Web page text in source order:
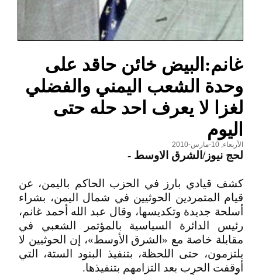
غانم:البيض خائن حاقد على
وحدة الشعب اليمني والفضلي
لغزا لا يعرف احد حله حتى
اليوم
الأربعاء, 10-مارس-2010
لحج نيوز/الشرق الاوسط -
كشف قيادي بارز في الحزب الحاكم باليمن، عن
قيام المتمردين الحوثيين في شمال اليمن، بشراء
أسلحة جديدة وتكديسها، وقال عبد الله أحمد غانم،
رئيس الدائرة السياسية بالمؤتمر الشعبي في
مقابلة خاصة مع «الشرق الأوسط»، إن الحوثيين لا
يلتزمون، حتى اللحظة، بتنفيذ البنود الستة، التي
أوقفت الحرب بعد التزامهم بتنفيذها.